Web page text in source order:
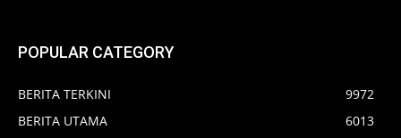
POPULAR CATEGORY
BERITA TERKINI
9972
BERITA UTAMA
6013